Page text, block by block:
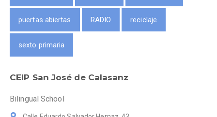
puertas abiertas RADIO reciclaje
sexto primaria
CEIP San José de Calasanz
Bilingual School